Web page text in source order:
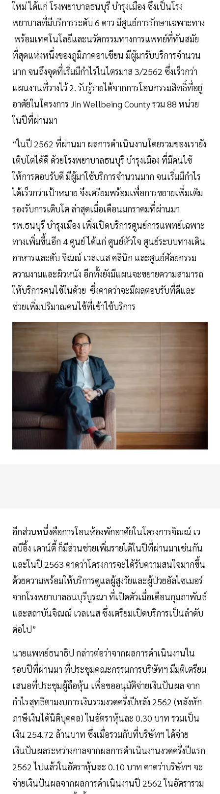
ใหม่ ได้แก่ โรงพยาบาลธนบุรี บำรุงเมือง ซึ่งเป็นโรง
พยาบาลที่มีบริการระดับ 6 ดาว มีศูนย์การรักษาเฉพาะทาง
พร้อมเทคโนโลยีและนวัตกรรมทางการแพทย์ที่ทันสมัย
ที่สุดแห่งหนึ่งของภูมิภาคอาเซียน มีผู้มารับบริการจำนวน
มาก จนถึงจุดที่เริ่มมีกำไรในไตรมาส 3/2562 ซึ่งเร็วกว่า
แผนงานที่วางไว้ 2. รับรู้รายได้จากการโอนกรรมสิทธิ์ที่อยู่
อาศัยในโครงการ Jin Wellbeing County รวม 88 หน่วย
ในปีที่ผ่านมา
“ในปี 2562 ที่ผ่านมา ผลการดำเนินงานโดยรวมของเรายัง
เติบโตได้ดี ด้วยโรงพยาบาลธนบุรี บำรุงเมือง ที่มีคนไข้
ให้การตอบรับดี มีผู้มาใช้บริการจำนวนมาก จนเริ่มมีกำไร
ได้เร็วกว่าเป้าหมาย จึงเตรียมพร้อมเพื่อการขยายเพิ่มเติม
รองรับการเติบโต ล่าสุดเมื่อเดือนมกราคมที่ผ่านมา
รพ.ธนบุรี บำรุงเมือง เพิ่งเปิดบริการศูนย์การแพทย์เฉพาะ
ทางเพิ่มขึ้นอีก 4 ศูนย์ ได้แก่ ศูนย์หัวใจ ศูนย์ระบบทางเดิน
อาหารและตับ จิณณ์ เวลเนส คลินิก และศูนย์ศัลยกรรม
ความงามและผิวหนัง อีกทั้งยังมีแผนจะขยายความสามารถ
ให้บริการคนไข้ในด้วย ซึ่งคาดว่าจะมีผลตอบรับที่ดีและ
ช่วยเพิ่มปริมาณคนไข้ที่เข้าใช้บริการ
อีกส่วนหนึ่งคือการโอนห้องพักอาศัยในโครงการจิณณ์ เว
ลบีอิ้ง เคาน์ตี้ ก็มีส่วนช่วยเพิ่มรายได้ในปีที่ผ่านมาเช่นกัน
และในปี 2563 คาดว่าโครงการจะได้รับความสนใจมากขึ้น
ด้วยความพร้อมให้บริการดูแลผู้สูงวัยและผู้ป่วยอัลไซเมอร์
จากโรงพยาบาลธนบุรีบูรณา ที่เปิดตัวเมื่อเดือนกุมภาพันธ์
และสถาบันจิณณ์ เวลเนส ซึ่งเตรียมเปิดบริการเป็นลำดับ
ต่อไป”
นายแพทย์ธนาธิป กล่าวต่อว่าจากผลการดำเนินงานใน
รอบปีที่ผ่านมา ที่ประชุมคณะกรรมการบริษัทฯ มีมติเตรียม
เสนอที่ประชุมผู้ถือหุ้น เพื่อขออนุมัติจ่ายเงินปันผล จาก
กำไรสุทธิตามงบการเงินรวมงวดครึ่งปีหลัง 2562 (หลังหัก
ภาษีเงินได้นิติบุคคล) ในอัตราหุ้นละ 0.30 บาท รวมเป็น
เงิน 254.72 ล้านบาท ซึ่งเมื่อรวมกับที่บริษัทฯ ได้จ่าย
เงินปันผลระหว่างกาลจากผลการดำเนินงานงวดครึ่งปีแรก
2562 ไปแล้วในอัตราหุ้นละ 0.10 บาท คาดว่าบริษัทฯ จะ
จ่ายเงินปันผลจากผลการดำเนินงานปี 2562 ในอัตรารวม